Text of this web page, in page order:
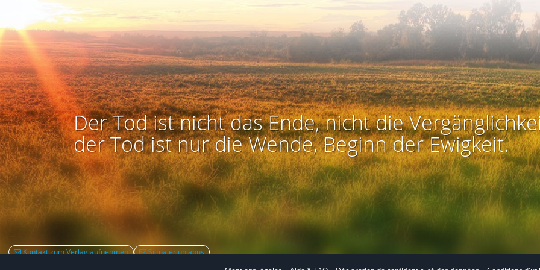
Der Tod ist nicht das Ende, nicht die
der Tod ist nur die Wende, Beginn der Ewigkeit.
Kontakt zum Verlag aufnehmen
Signaler un abus